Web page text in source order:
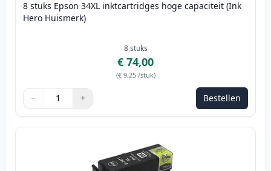
8 stuks Epson 34XL inktcartridges hoge capaciteit (Ink
Hero Huismerk)
8 stuks
€ 74,00
(€ 9,25 /stuk)
Aantal
Gebruik de knoppen om aan te passen
− +
Aantal 1 Bestellen